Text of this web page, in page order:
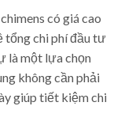
có giá cao
tổng chi phí đầu tư
là một lựa chọn
không cần phải
giúp tiết kiệm chi